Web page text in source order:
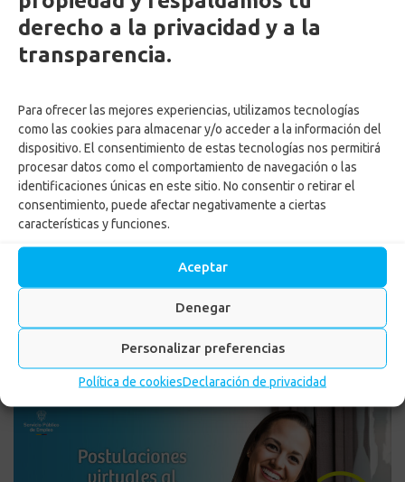
derecho a la privacidad y a la
transparencia.
Para ofrecer las mejores experiencias, utilizamos tecnologías
como las cookies para almacenar y/o acceder a la información del
dispositivo. El consentimiento de estas tecnologías nos permitirá
procesar datos como el comportamiento de navegación o las
identificaciones únicas en este sitio. No consentir o retirar el
consentimiento, puede afectar negativamente a ciertas
características y funciones.
Aceptar
Denegar
Personalizar preferencias
Política de cookiesDeclaración de privacidad
by Adriana Ospina Posted on5 febrero, 2026
inMPC, Noticias,Subsidios
LEER MÁS
Confa abrirá las postulaciones
virtuales al subsidio de
desempleo